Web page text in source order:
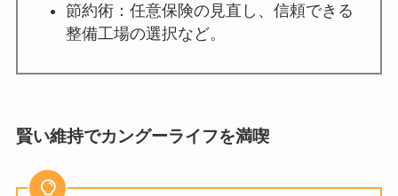
節約術：任意保険の見直し、信頼できる
整備工場の選択など。
賢い維持でカングーライフを満喫